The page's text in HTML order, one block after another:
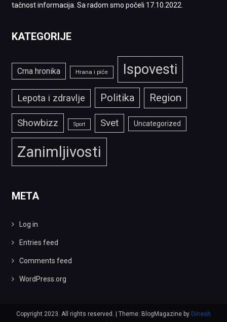
tačnost informacija. Sa radom smo počeli 17.10.2022.
KATEGORIJE
Crna hronika Hrana i piće Ispovesti
Lepota i zdravlje Politika Region
Showbizz Sport Svet Uncategorized
Zanimljivosti
META
Log in
Entries feed
Comments feed
WordPress.org
Copyright 2023. All rights reserved. | Theme: BlogMagazine by Dinesh